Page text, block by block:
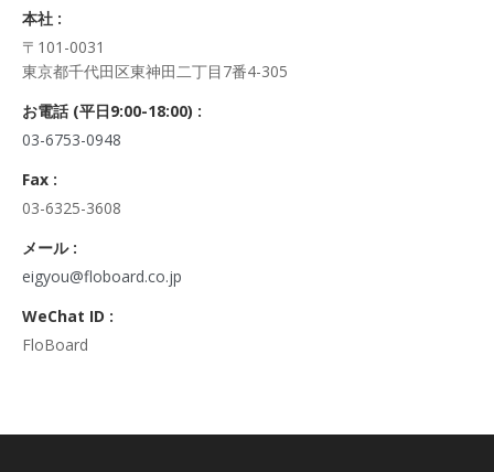
口に申し出ることができます。
その際、弊社はご本人を確認させていただいたうえで、合理的
な期間内に対応いたします。
株式会社FloBoard 個人情報問合せ窓口
〒101-0031 東京都千代田区東神田二丁目7番4-305
メールアドレス: info@floboard.co.jp TEL: 03-6753-0948
ールデンウィークを除く)
6. 個人情報における任意性について
個人情報のご提供は、ご本人の任意です。ただし、必須項目を
ご入力頂けない場合は本フォームをご利用頂けませんので、ご
了承ください。
本社 :
〒101-0031
東京都千代田区東神田二丁目7番4-305
お電話 (平日9:00-18:00) :
03-6753-0948
Fax :
03-6325-3608
メール :
eigyou@floboard.co.jp
WeChat ID :
FloBoard